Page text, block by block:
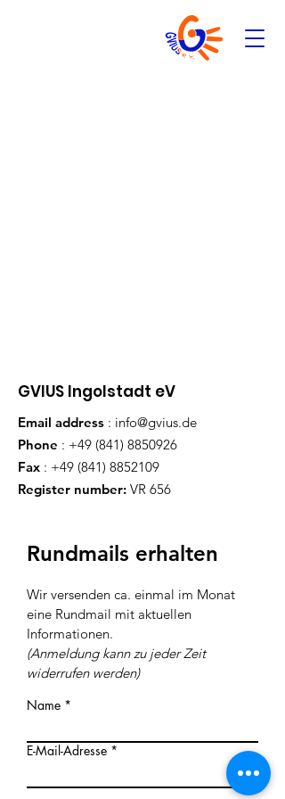
GVIUS Ingolstadt eV
Email address : info@gvius.de
Phone : +49 (841) 8850926
Fax : +49 (841) 8852109
Register number: VR 656
Rundmails erhalten
Wir versenden ca. einmal im Monat
eine Rundmail mit aktuellen
Informationen.
(Anmeldung kann zu jeder Zeit
widerrufen werden)
Name
E-Mail-Adresse